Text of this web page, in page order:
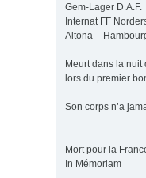
Gem-Lager D.A.F.
Internat FF
Altona –
Meurt dans la nuit
lors du premier
Son corps n’a
Mort pour la
In Mémoriam